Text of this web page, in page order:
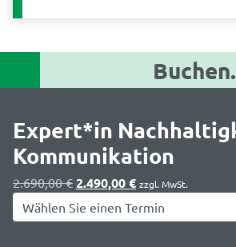
Buchen.
Expert*in
Kommunikation
2.690,00€ Ursprünglicher
Preis
war:
2.490,00€Aktueller
Preis
ist:
zzgl. MwSt.